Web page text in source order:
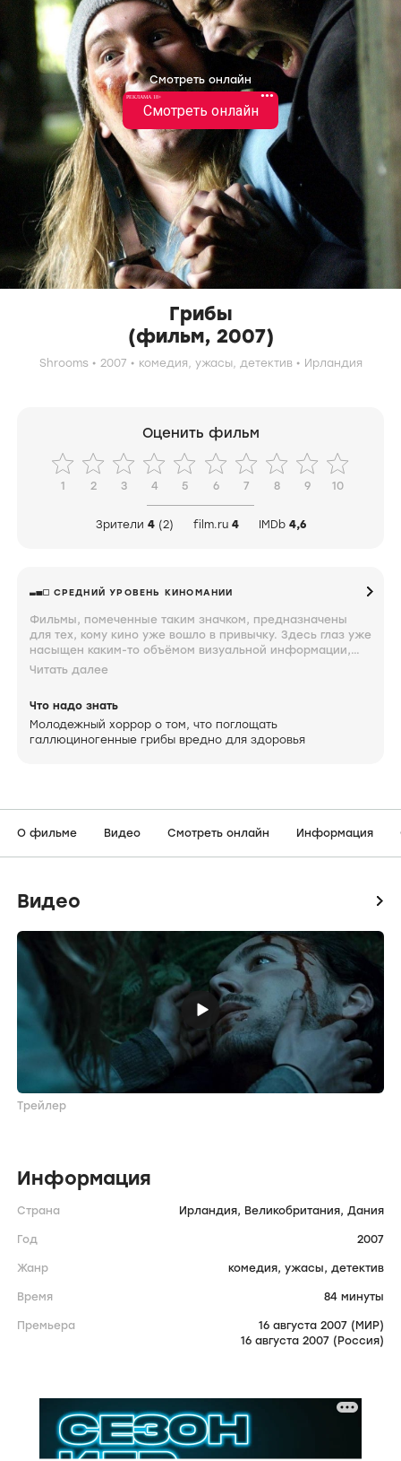
Смотреть онлайн
•••
РЕКЛАМА 18+
Смотреть онлайн
Грибы
(фильм, 2007)
Shrooms 2007 комедия, ужасы, детектив Ирландия
Оценить фильм
1 2 3 4 5 6 7 8 9 10
Зрители 4 (2) film.ru 4 IMDb 4,6
СРЕДНИЙ УРОВЕНЬ КИНОМАНИИ
Фильмы, помеченные таким значком, предназначены
для тех, кому кино уже вошло в привычку. Здесь глаз уже
насыщен каким-то объёмом визуальной информации,
мозг неплохо ориентируется в происходящем на экране,
о том, что вы довольно крепко увязли.
Читать далее
Что надо знать
Молодежный хоррор о том, что поглощать
галлюциногенные грибы вредно для здоровья
О фильме Видео Смотреть онлайн Информация
Видео icon
Трейлер
Информация
Страна Ирландия, Великобритания, Дания
Год 2007
Жанр комедия, ужасы, детектив
Время 84 минуты
Премьера
16 августа 2007 (МИР)
16 августа 2007 (Россия)